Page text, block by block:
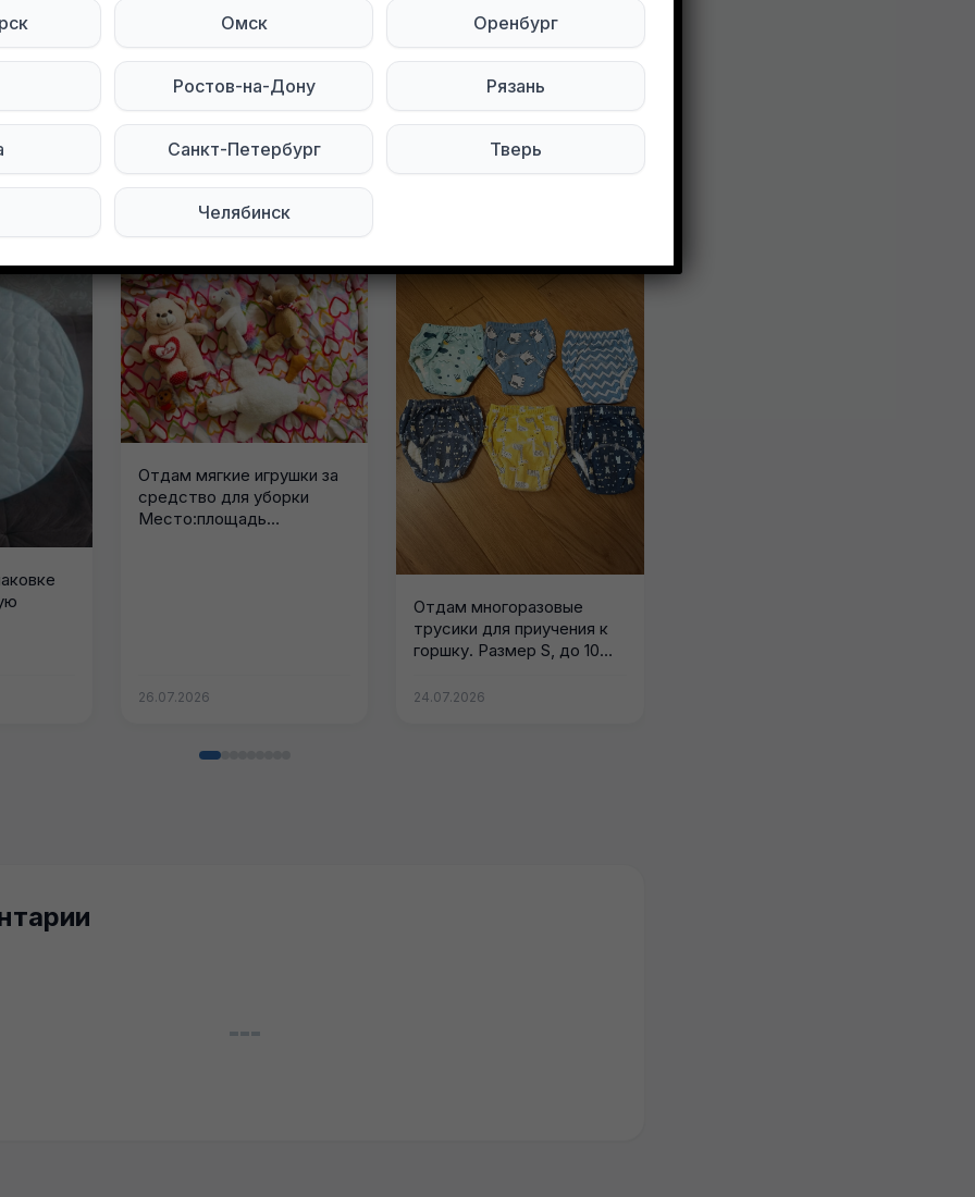
120 просмотров
в этом городе
Отдам мягкие игрушки за
средство для уборки
Место:площадь
26.07.2026
Отдам многоразовые
трусики для приучения к
горшку. Размер S, до 10
24.07.2026
Омск Оренбург
Ростов-на-Дону Рязань
Санкт-Петербург Тверь
Челябинск